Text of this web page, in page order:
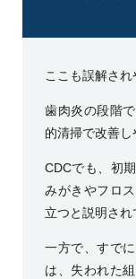
ここも誤解され
歯肉炎の段階
的清掃で改善し
CDCでも、初
みがきやフロ
立つと説明され
一方で、すで
は、失われた